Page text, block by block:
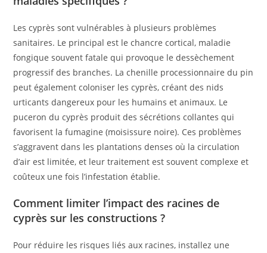
Les cyprès sont vulnérables à plusieurs problèmes
sanitaires. Le principal est le chancre cortical, maladie
fongique souvent fatale qui provoque le dessèchement
progressif des branches. La chenille processionnaire du pin
peut également coloniser les cyprès, créant des nids
urticants dangereux pour les humains et animaux. Le
puceron du cyprès produit des sécrétions collantes qui
favorisent la fumagine (moisissure noire). Ces problèmes
s’aggravent dans les plantations denses où la circulation
d’air est limitée, et leur traitement est souvent complexe et
coûteux une fois l’infestation établie.
Comment limiter l’impact des racines de
cyprès sur les constructions ?
Pour réduire les risques liés aux racines, installez une